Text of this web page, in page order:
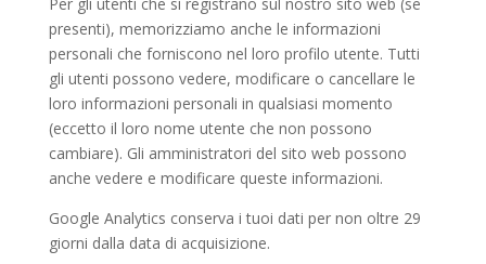
presenti), memorizziamo anche le informazioni
personali che forniscono nel loro profilo utente. Tutti
gli utenti possono vedere, modificare o cancellare le
loro informazioni personali in qualsiasi momento
(eccetto il loro nome utente che non possono
cambiare). Gli amministratori del sito web possono
anche vedere e modificare queste informazioni.
Google Analytics conserva i tuoi dati per non oltre 29
giorni dalla data di acquisizione.